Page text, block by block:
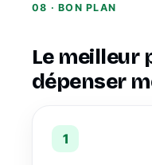
08 · BON PLAN
Le meilleur
dépenser